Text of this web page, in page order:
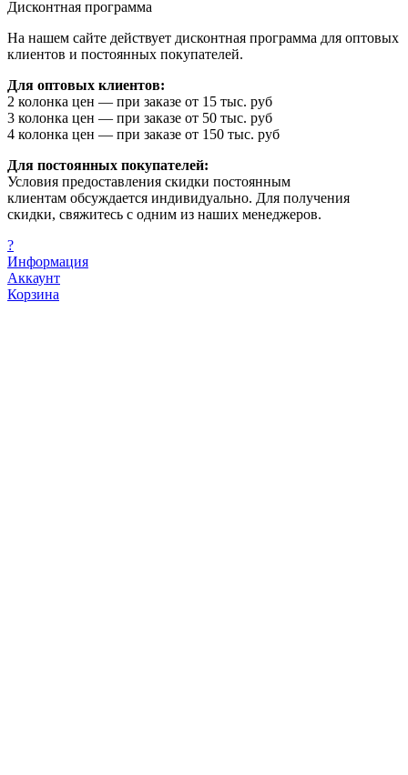
Дисконтная программа
На нашем сайте действует дисконтная программа для оптовых
клиентов и постоянных покупателей.
Для оптовых клиентов:
2 колонка цен — при заказе от 15 тыс. руб
3 колонка цен — при заказе от 50 тыс. руб
4 колонка цен — при заказе от 150 тыс. руб
Для постоянных покупателей:
Условия предоставления скидки постоянным
клиентам обсуждается индивидуально. Для получения
скидки, свяжитесь с одним из наших менеджеров.
?
Информация
Аккаунт
Корзина